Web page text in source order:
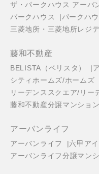
ザ・パークハウス アーバ
パークハウス
パークハ
三菱地所・三菱地所レジ
藤和不動産
BELISTA（ベリスタ）
シティホームズ/ホームズ
リーデンススクエア/リー
藤和不動産分譲マンション
アーバンライフ
アーバンライフ
六甲ア
アーバンライフ分譲マン